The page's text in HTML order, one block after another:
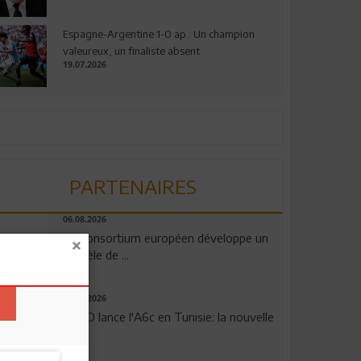
Espagne-Argentine 1-0 ap : Un champion
valeureux, un finaliste absent
19.07.2026
PARTENAIRES
06.08.2026
Un consortium européen développe un
modèle de ...
04.08.2026
OPPO lance l'A6c en Tunisie: la nouvelle